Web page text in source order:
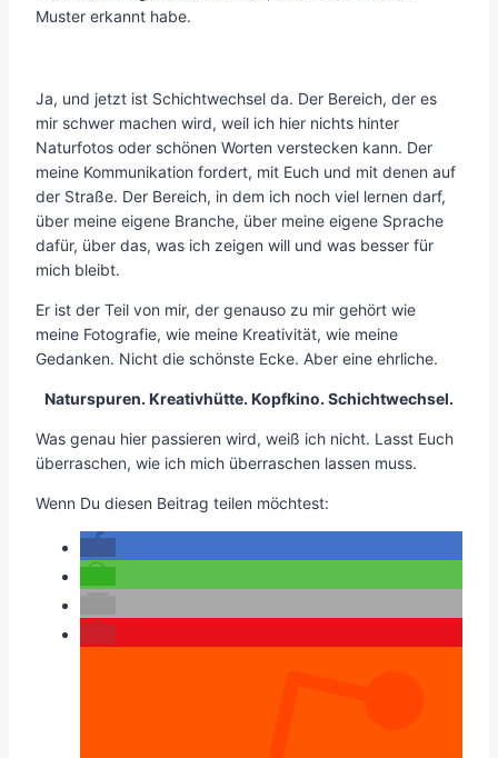
Muster erkannt habe.
Ja, und jetzt ist Schichtwechsel da. Der Bereich, der es
mir schwer machen wird, weil ich hier nichts hinter
Naturfotos oder schönen Worten verstecken kann. Der
meine Kommunikation fordert, mit Euch und mit denen auf
der Straße. Der Bereich, in dem ich noch viel lernen darf,
über meine eigene Branche, über meine eigene Sprache
dafür, über das, was ich zeigen will und was besser für
mich bleibt.
Er ist der Teil von mir, der genauso zu mir gehört wie
meine Fotografie, wie meine Kreativität, wie meine
Gedanken. Nicht die schönste Ecke. Aber eine ehrliche.
Naturspuren. Kreativhütte. Kopfkino. Schichtwechsel.
Was genau hier passieren wird, weiß ich nicht. Lasst Euch
überraschen, wie ich mich überraschen lassen muss.
Wenn Du diesen Beitrag teilen möchtest: